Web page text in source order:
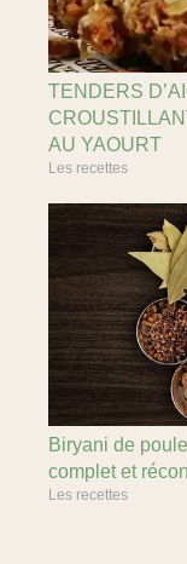
TENDERS
AU YAOURT
Les recettes
Biryani de
complet et
Les recettes